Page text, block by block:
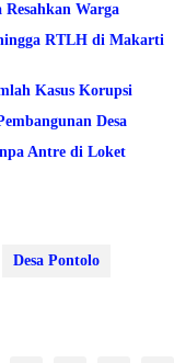
Warga
RTLH di Makarti
Kasus Korupsi
Desa
Antre di Loket
Desa Pontolo